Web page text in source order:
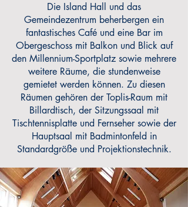
Die Island Hall und das
Gemeindezentrum beherbergen ein
fantastisches Café und eine Bar im
Obergeschoss mit Balkon und Blick auf
den Millennium-Sportplatz sowie mehrere
weitere Räume, die stundenweise
gemietet werden können. Zu diesen
Räumen gehören der Toplis-Raum mit
Billardtisch, der Sitzungssaal mit
Tischtennisplatte und Fernseher sowie der
Hauptsaal mit Badmintonfeld in
Standardgröße und Projektionstechnik.